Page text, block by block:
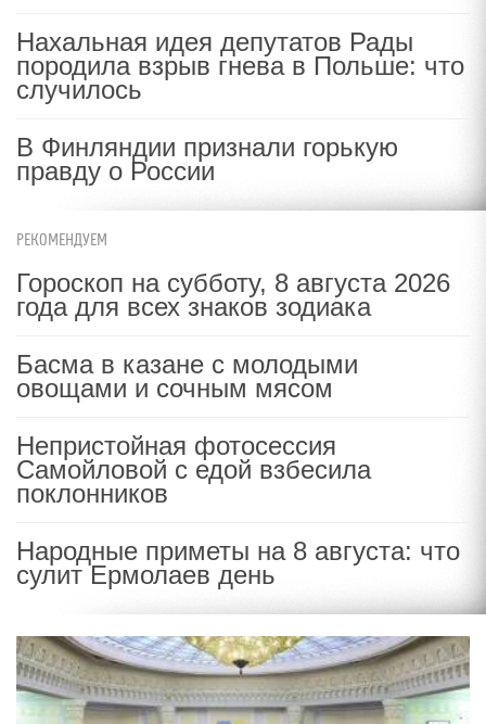
Нахальная идея депутатов Рады
породила взрыв гнева в Польше: что
случилось
В Финляндии признали горькую
правду о России
РЕКОМЕНДУЕМ
Гороскоп на субботу, 8 августа 2026
года для всех знаков зодиака
Басма в казане с молодыми
овощами и сочным мясом
Непристойная фотосессия
Самойловой с едой взбесила
поклонников
Народные приметы на 8 августа: что
сулит Ермолаев день